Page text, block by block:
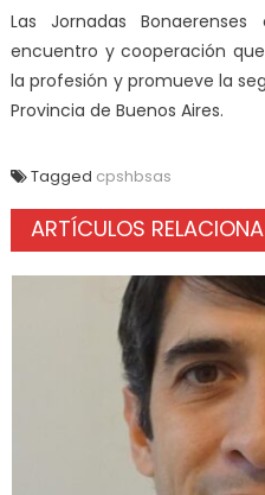
Las Jornadas
encuentro y cooperación
la profesión y promueve la
Provincia de Buenos Aires.
Tagged cpshbsas
ARTÍCULOS